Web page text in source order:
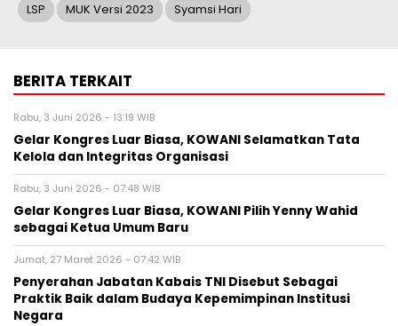
LSP MUK Versi 2023 Syamsi Hari
BERITA TERKAIT
Rabu, 3 Juni 2026 - 13:19 WIB
Gelar Kongres Luar Biasa, KOWANI Selamatkan Tata
Kelola dan Integritas Organisasi
Rabu, 3 Juni 2026 - 07:48 WIB
Gelar Kongres Luar Biasa, KOWANI Pilih Yenny Wahid
sebagai Ketua Umum Baru
Jumat, 27 Maret 2026 - 07:42 WIB
Penyerahan Jabatan Kabais TNI Disebut Sebagai
Praktik Baik dalam Budaya Kepemimpinan Institusi
Negara